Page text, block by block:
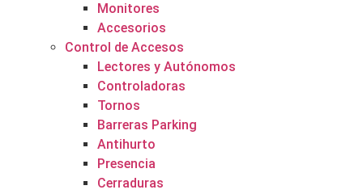
Monitores
Accesorios
Control de Accesos
Lectores y Autónomos
Controladoras
Tornos
Barreras Parking
Antihurto
Presencia
Cerraduras